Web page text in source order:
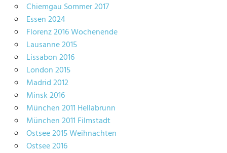
Chiemgau Sommer 2017
Essen 2024
Florenz 2016 Wochenende
Lausanne 2015
Lissabon 2016
London 2015
Madrid 2012
Minsk 2016
München 2011 Hellabrunn
München 2011 Filmstadt
Ostsee 2015 Weihnachten
Ostsee 2016